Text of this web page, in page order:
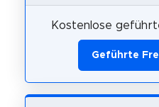
Kostenlose
Geführte